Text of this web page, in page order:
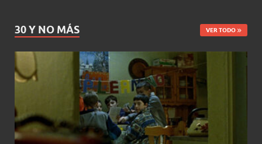
30 Y NO MÁS VER TODO